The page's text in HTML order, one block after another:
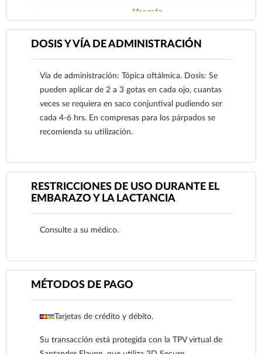
Ver más
DOSIS Y VÍA DE ADMINISTRACIÓN
Vía de administración: Tópica oftálmica. Dosis: Se
pueden aplicar de 2 a 3 gotas en cada ojo, cuantas
veces se requiera en saco conjuntival pudiendo ser
cada 4-6 hrs. En compresas para los párpados se
recomienda su utilización.
RESTRICCIONES DE USO DURANTE EL
EMBARAZO Y LA LACTANCIA
Consulte a su médico.
MÉTODOS DE PAGO
Tarjetas de crédito y débito.
Su transacción está protegida con la TPV virtual de